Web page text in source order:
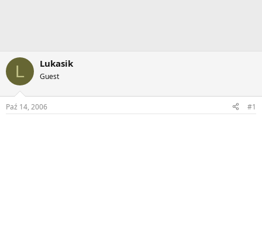
L Lukasik
Guest
Paź 14, 2006 #1